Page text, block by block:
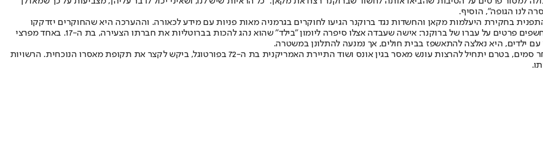
לנו הגופה״, הוסיף.
בחקירת היעלמות מקאן והחשדות נגד ברוקנר הגיעו לחוקרים בגרמניה מאות פניות עם מידע לכאורה. וההערכה היא שהחוקרים יזדקקו
לשבועות רבים כדי לבחון את אמינות הפניות הללו. עם זאת, כבר כעת נחשפים פרטים על עברו של ברוקנר: אישה שעבדה אצלו סיפרה ליומון ״בילד״ שהוא נהג להכות בברוטליות את חברתו הצעירה, בת ה-17. באחד מפרצי
ילדים, היא נאלצה להתאשפז בבית חולים, אך נמנעה להתלונן במשטרה.
ברוקנר עצמו, המרצה כעת עונש מאסר של שנה ותשעה חודשים בגין סחר סמים, בטרם יתחיל להרצות עונש מאסר בגין אונס ושוד התיירת האמריקנית בת ה-72 בפורטוגל, ביקש לקצר את תקופת מאסרו הנוכחית. הרשויות